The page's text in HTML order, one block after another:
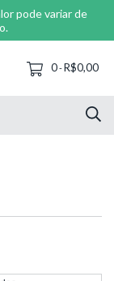
pode variar de
0-R$0,00